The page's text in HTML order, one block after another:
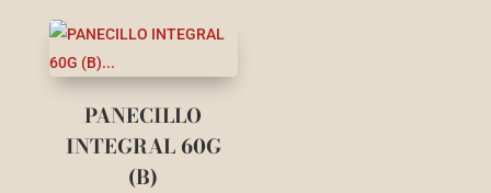
PANECILLO
INTEGRAL 60G
(B)